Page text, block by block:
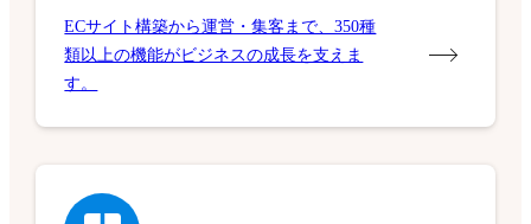
ECサイト構築から運営・集客まで、350種
類以上の機能がビジネスの成長を支えま
す。